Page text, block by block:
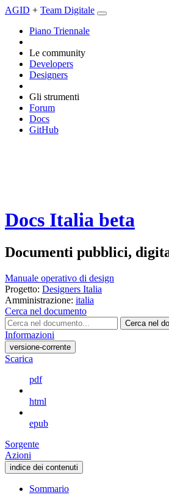
AGID + Team Digitale
Piano Triennale
Le community
Developers
Designers
Gli strumenti
Forum
Docs
GitHub
Docs Italia beta
Documenti pubblici,
Manuale operativo di design
Progetto: Designers Italia
Amministrazione: italia
Cerca nel documento
Cerca nel
Informazioni
versione-corrente
Scarica
pdf
html
epub
Sorgente
Azioni
indice dei contenuti
Sommario